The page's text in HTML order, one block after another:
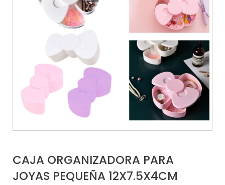
CAJA ORGANIZADORA PARA
JOYAS PEQUEÑA 12X7.5X4CM